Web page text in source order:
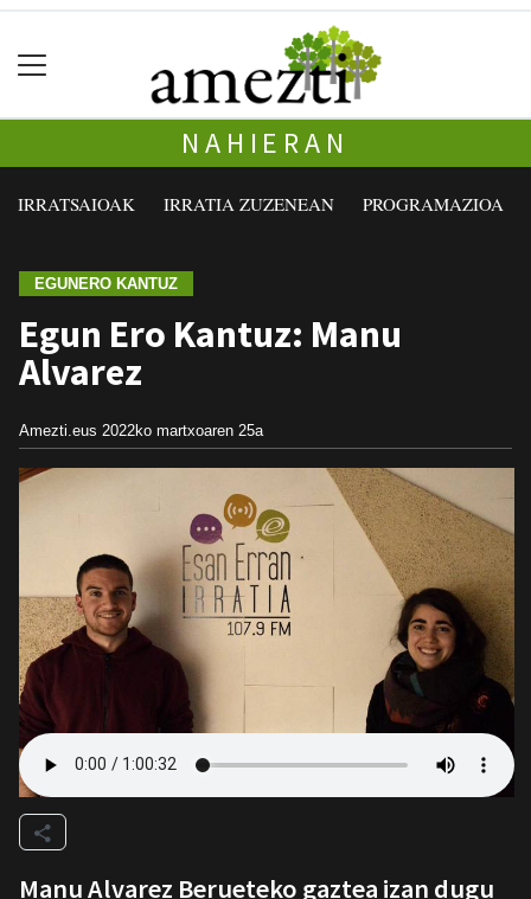
NAHIERAN
IRRATSAIOAK IRRATIA ZUZENEAN PROGRAMAZIOA
EGUNERO KANTUZ
Egun Ero Kantuz: Manu
Alvarez
Amezti.eus 2022ko martxoaren 25a
Manu Alvarez Berueteko gaztea izan dugu